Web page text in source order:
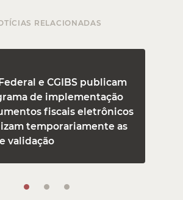
RELACIONADAS
e CGIBS publicam
de implementação
fiscais eletrônicos
temporariamente as
validação